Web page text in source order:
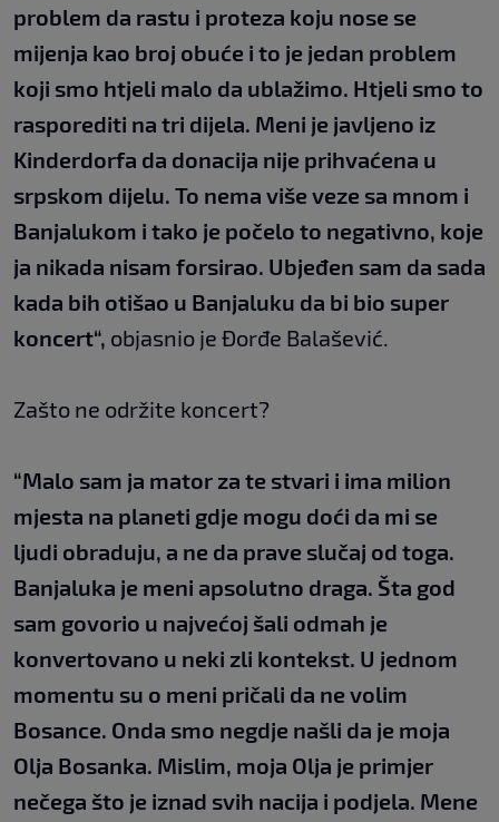
problem da rastu i proteza koju nose se
mijenja kao broj obuće i to je jedan problem
koji smo htjeli malo da ublažimo. Htjeli smo to
rasporediti na tri dijela. Meni je javljeno iz
Kinderdorfa da donacija nije prihvaćena u
srpskom dijelu. To nema više veze sa mnom i
Banjalukom i tako je počelo to negativno, koje
ja nikada nisam forsirao. Ubjeđen sam da sada
kada bih otišao u Banjaluku da bi bio super
koncert“, objasnio je Đorđe Balašević.
Zašto ne održite koncert?
“Malo sam ja mator za te stvari i ima milion
mjesta na planeti gdje mogu doći da mi se
ljudi obraduju, a ne da prave slučaj od toga.
Banjaluka je meni apsolutno draga. Šta god
sam govorio u najvećoj šali odmah je
konvertovano u neki zli kontekst. U jednom
momentu su o meni pričali da ne volim
Bosance. Onda smo negdje našli da je moja
Olja Bosanka. Mislim, moja Olja je primjer
nečega što je iznad svih nacija i podjela. Mene